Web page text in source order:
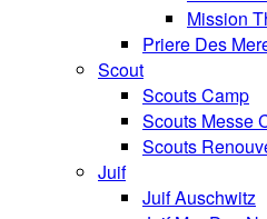
Mission
Priere Des
Scout
Scouts Camp
Scouts Messe
Scouts
Juif
Juif Auschwitz